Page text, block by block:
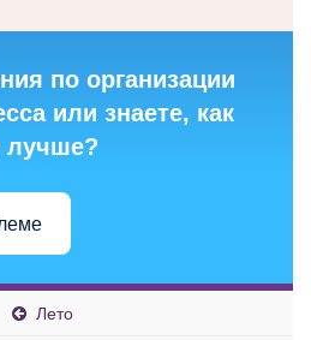
по организации
или знаете, как
лучше?
Лето